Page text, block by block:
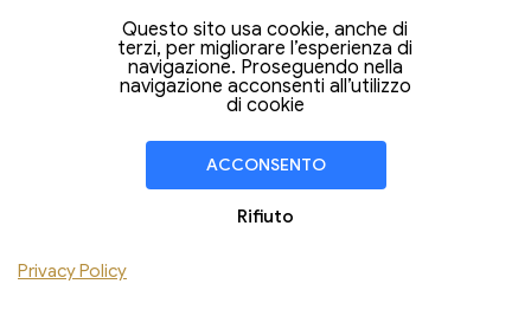
SPECIALE LOVE - 2 NOTTI
Questo sito usa cookie, anche di
terzi, per migliorare l’esperienza di
navigazione. Proseguendo nella
navigazione acconsenti all’utilizzo
di cookie
ACCONSENTO
Rifiuto
Privacy Policy